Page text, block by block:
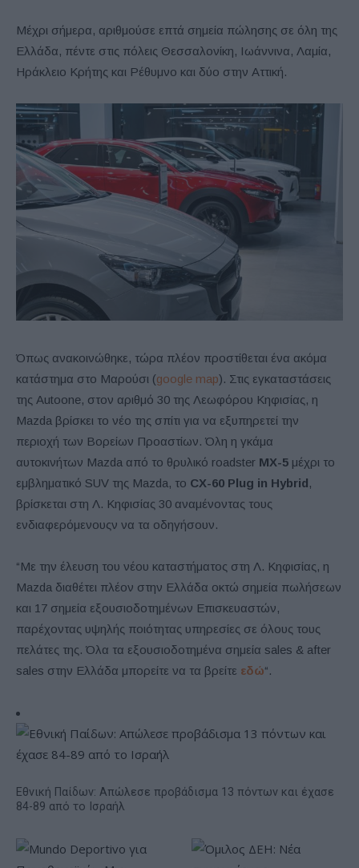
Μέχρι σήμερα, αριθμούσε επτά σημεία πώλησης σε όλη της
Ελλάδα, πέντε στις πόλεις Θεσσαλονίκη, Ιωάννινα, Λαμία,
Ηράκλειο Κρήτης και Ρέθυμνο και δύο στην Αττική.
Όπως ανακοινώθηκε, τώρα πλέον προστίθεται ένα ακόμα
κατάστημα στο Μαρούσι (google map). Στις εγκαταστάσεις
της Autoone, στον αριθμό 30 της Λεωφόρου Κηφισίας, η
Mazda βρίσκει το νέο της σπίτι για να εξυπηρετεί την
περιοχή των Βορείων Προαστίων. Όλη η γκάμα
αυτοκινήτων Mazda από το θρυλικό roadster MX-5 μέχρι το
εμβληματικό SUV της Mazda, το CX-60 Plug in Hybrid,
βρίσκεται στη Λ. Κηφισίας 30 αναμένοντας τους
ενδιαφερόμενουςν να τα οδηγήσουν.
“Με την έλευση του νέου καταστήματος στη Λ. Κηφισίας, η
Mazda διαθέτει πλέον στην Ελλάδα οκτώ σημεία πωλήσεων
και 17 σημεία εξουσιοδοτημένων Επισκευαστών,
παρέχοντας υψηλής ποιότητας υπηρεσίες σε όλους τους
πελάτες της. Όλα τα εξουσιοδοτημένα σημεία sales & after
sales στην Ελλάδα μπορείτε να τα βρείτε εδώ“.
Εθνική Παίδων: Απώλεσε προβάδισμα 13 πόντων και έχασε
84-89 από το Ισραήλ